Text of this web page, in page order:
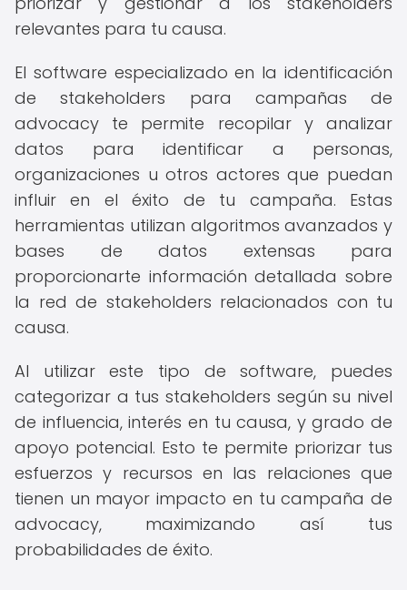
relevantes para tu causa.
El software especializado en la identificación
de stakeholders para campañas de
advocacy te permite recopilar y analizar
datos para identificar a personas,
organizaciones u otros actores que puedan
influir en el éxito de tu campaña. Estas
herramientas utilizan algoritmos avanzados y
bases de datos extensas para
proporcionarte información detallada sobre
la red de stakeholders relacionados con tu
causa.
Al utilizar este tipo de software, puedes
categorizar a tus stakeholders según su nivel
de influencia, interés en tu causa, y grado de
apoyo potencial. Esto te permite priorizar tus
esfuerzos y recursos en las relaciones que
tienen un mayor impacto en tu campaña de
advocacy, maximizando así tus
probabilidades de éxito.